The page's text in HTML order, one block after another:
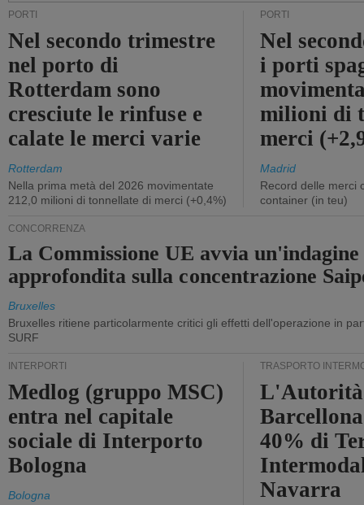
PORTI
Nel secondo trimestre
nel porto di
Rotterdam sono
cresciute le rinfuse e
calate le merci varie
Rotterdam
Nella prima metà del 2026 movimentate
212,0 milioni di tonnellate di merci (+0,4%)
PORTI
Nel
i porti
milioni di
merci
Madrid
Record delle merci
container (in teu)
CONCORRENZA
La Commissione UE avvia un'indagine
approfondita sulla concentrazione
Bruxelles
Bruxelles ritiene particolarmente critici gli effetti dell'operazione in
SURF
INTERPORTI
Medlog (gruppo MSC)
entra nel capitale
sociale di Interporto
Bologna
Bologna
TRASPORTO
40% di
Navarra